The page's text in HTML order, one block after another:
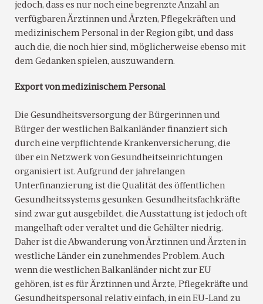
jedoch, dass es nur noch eine begrenzte Anzahl an
verfügbaren Ärztinnen und Ärzten, Pflegekräften und
medizinischem Personal in der Region gibt, und dass
auch die, die noch hier sind, möglicherweise ebenso mit
dem Gedanken spielen, auszuwandern.
Export von medizinischem Personal
Die Gesundheitsversorgung der Bürgerinnen und
Bürger der westlichen Balkanländer finanziert sich
durch eine verpflichtende Krankenversicherung, die
über ein Netzwerk von Gesundheitseinrichtungen
organisiert ist. Aufgrund der jahrelangen
Unterfinanzierung ist die Qualität des öffentlichen
Gesundheitssystems gesunken. Gesundheitsfachkräfte
sind zwar gut ausgebildet, die Ausstattung ist jedoch oft
mangelhaft oder veraltet und die Gehälter niedrig.
Daher ist die Abwanderung von Ärztinnen und Ärzten in
westliche Länder ein zunehmendes Problem. Auch
wenn die westlichen Balkanländer nicht zur EU
gehören, ist es für Ärztinnen und Ärzte, Pflegekräfte und
Gesundheitspersonal relativ einfach, in ein EU-Land zu